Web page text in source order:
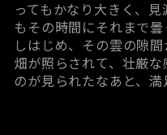
ってもかなり大きく、
もその時間にそれまで
しはじめ、その雲の隙
畑が照らされて、壮厳
のが見られたなあと、